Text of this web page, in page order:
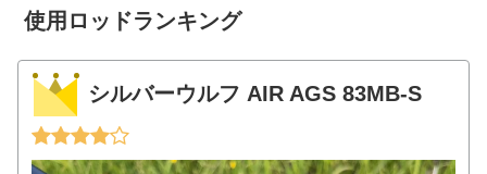
使用ロッドランキング
シルバーウルフ AIR AGS 83MB-S